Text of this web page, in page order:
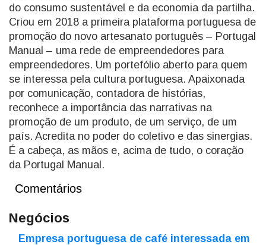
do consumo sustentável e da economia da partilha.
Criou em 2018 a primeira plataforma portuguesa de
promoção do novo artesanato português – Portugal
Manual – uma rede de empreendedores para
empreendedores. Um portefólio aberto para quem
se interessa pela cultura portuguesa. Apaixonada
por comunicação, contadora de histórias,
reconhece a importância das narrativas na
promoção de um produto, de um serviço, de um
país. Acredita no poder do coletivo e das sinergias.
É a cabeça, as mãos e, acima de tudo, o coração
da Portugal Manual.
Comentários
Negócios
Empresa portuguesa de café interessada em